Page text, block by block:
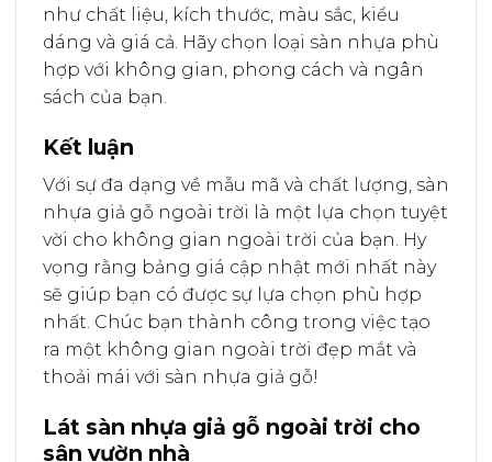
như chất liệu, kích thước, màu sắc, kiểu
dáng và giá cả. Hãy chọn loại sàn nhựa phù
hợp với không gian, phong cách và ngân
sách của bạn.
Kết luận
Với sự đa dạng về mẫu mã và chất lượng, sàn
nhựa giả gỗ ngoài trời là một lựa chọn tuyệt
vời cho không gian ngoài trời của bạn. Hy
vọng rằng bảng giá cập nhật mới nhất này
sẽ giúp bạn có được sự lựa chọn phù hợp
nhất. Chúc bạn thành công trong việc tạo
ra một không gian ngoài trời đẹp mắt và
thoải mái với sàn nhựa giả gỗ!
Lát sàn nhựa giả gỗ ngoài trời cho
sân vườn nhà